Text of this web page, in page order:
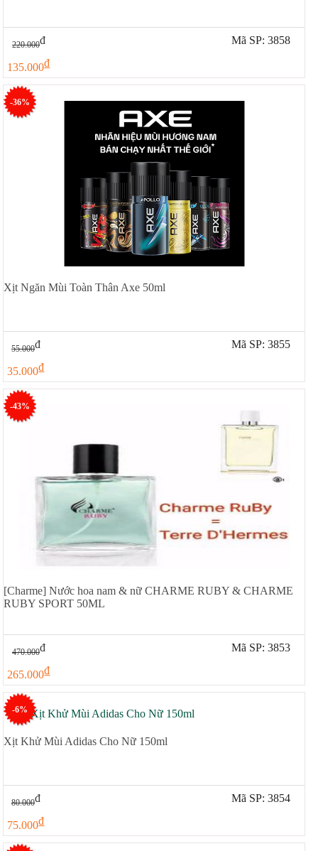
220.000đ
135.000đ
Mã SP: 3858
-36%
Xịt Ngăn Mùi Toàn Thân Axe 50ml
55.000đ
35.000đ
Mã SP: 3855
-43%
[Charme] Nước hoa nam & nữ CHARME RUBY & CHARME
RUBY SPORT 50ML
470.000đ
265.000đ
Mã SP: 3853
-6%
Xịt Khử Mùi Adidas Cho Nữ 150ml
80.000đ
75.000đ
Mã SP: 3854